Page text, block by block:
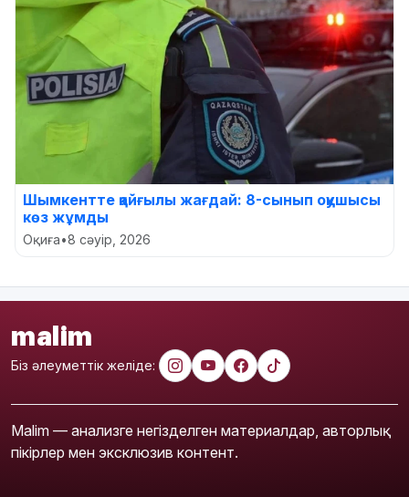
Шымкентте қайғылы жағдай: 8-сынып оқушысы
көз жұмды
Оқиға•8 сәуір, 2026
malim
Біз әлеуметтік желіде:
Malim — анализге негізделген материалдар, авторлық
пікірлер мен эксклюзив контент.